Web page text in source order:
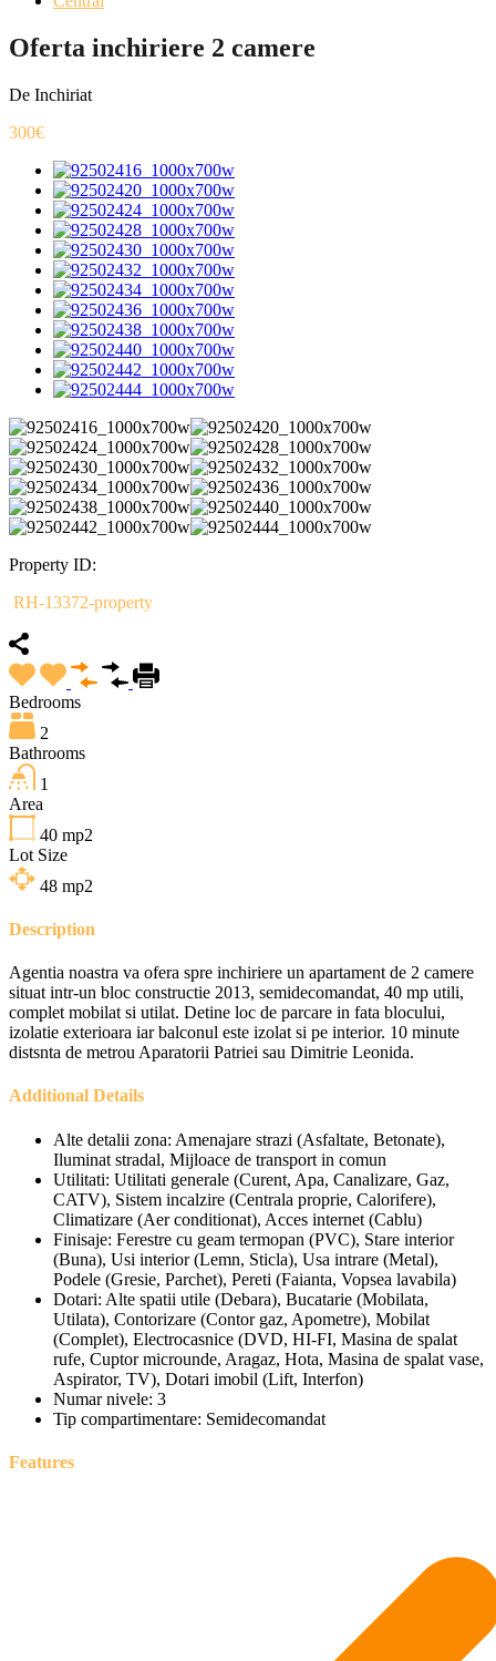
Oferta inchiriere 2 camere
De Inchiriat
300€
Property ID:
RH-13372-property
Bedrooms
2
Bathrooms
1
Area
40 mp2
Lot Size
48 mp2
Description
Agentia noastra va ofera spre inchiriere un apartament de 2 camere
situat intr-un bloc constructie 2013, semidecomandat, 40 mp utili,
complet mobilat si utilat. Detine loc de parcare in fata blocului,
izolatie exterioara iar balconul este izolat si pe interior. 10 minute
distsnta de metrou Aparatorii Patriei sau Dimitrie Leonida.
Additional Details
Alte detalii zona: Amenajare strazi (Asfaltate, Betonate),
Iluminat stradal, Mijloace de transport in comun
Utilitati: Utilitati generale (Curent, Apa, Canalizare, Gaz,
CATV), Sistem incalzire (Centrala proprie, Calorifere),
Climatizare (Aer conditionat), Acces internet (Cablu)
Finisaje: Ferestre cu geam termopan (PVC), Stare interior
(Buna), Usi interior (Lemn, Sticla), Usa intrare (Metal),
Podele (Gresie, Parchet), Pereti (Faianta, Vopsea lavabila)
Dotari: Alte spatii utile (Debara), Bucatarie (Mobilata,
Utilata), Contorizare (Contor gaz, Apometre), Mobilat
(Complet), Electrocasnice (DVD, HI-FI, Masina de spalat
rufe, Cuptor microunde, Aragaz, Hota, Masina de spalat vase,
Aspirator, TV), Dotari imobil (Lift, Interfon)
Numar nivele: 3
Tip compartimentare: Semidecomandat
Features